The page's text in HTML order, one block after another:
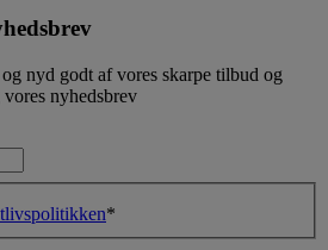
nyd godt af vores skarpe tilbud og
nyhedsbrev
*